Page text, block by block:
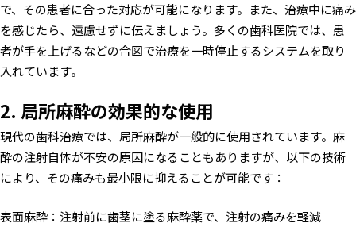
で、その患者に合った対応が可能になります。また、治療中に痛み
を感じたら、遠慮せずに伝えましょう。多くの歯科医院では、患
者が手を上げるなどの合図で治療を一時停止するシステムを取り
入れています。
2. 局所麻酔の効果的な使用
現代の歯科治療では、局所麻酔が一般的に使用されています。麻
酔の注射自体が不安の原因になることもありますが、以下の技術
により、その痛みも最小限に抑えることが可能です：
表面麻酔：注射前に歯茎に塗る麻酔薬で、注射の痛みを軽減